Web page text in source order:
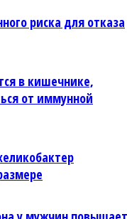
риска для отказа
в кишечнике,
от иммунной